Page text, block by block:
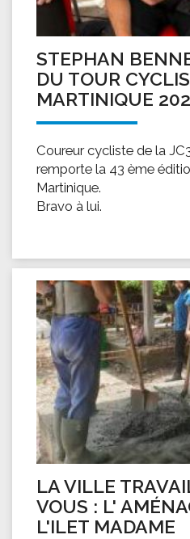
STEPHAN
DU TOUR
MARTINIQUE
Coureur cycliste de la
remporte la 43 ème
Martinique.
Bravo à lui.
LA VILLE
VOUS : L'
L'ILET MADAME